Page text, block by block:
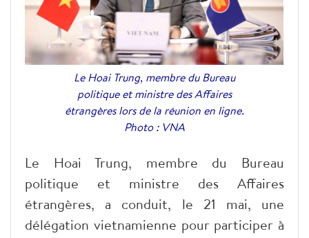
Le Hoai Trung, membre du Bureau
politique et ministre des Affaires
étrangères lors de la réunion en ligne.
Photo : VNA
Le Hoai Trung, membre du Bureau
politique et ministre des Affaires
étrangères, a conduit, le 21 mai, une
délégation vietnamienne pour participer à